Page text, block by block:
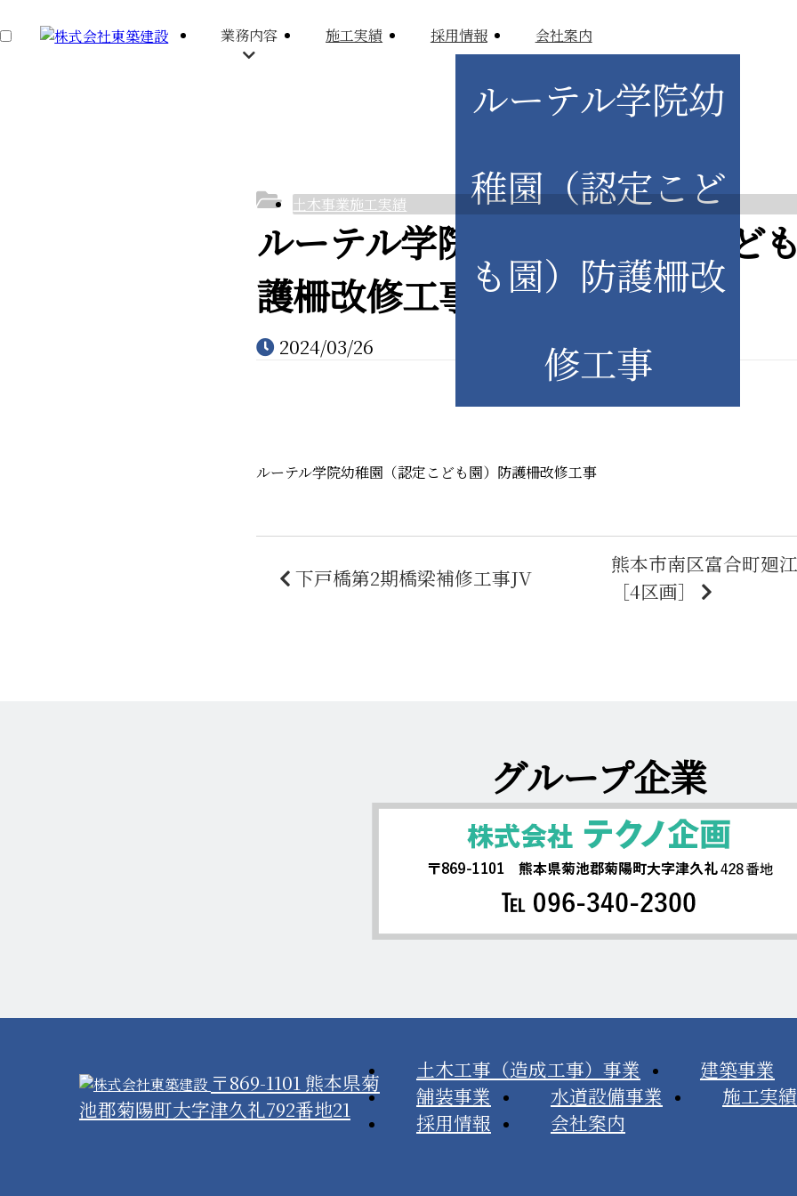
施工実績 採用情報 会社案内
業務内容 施工実績 採用情報 会社案内
ルーテル学院幼
稚園（認定こど
も園）防護柵改
修工事
土木事業施工実績
ルーテル学院幼稚園（認定こど
護柵改修工事
2024/03/26
ルーテル学院幼稚園（認定こども園）防護柵改修工事
下戸橋第2期橋梁補修工事JV
熊本市南区富合町廻
［4区画］
グループ企業
〒869-1101 熊本県菊
池郡菊陽町大字津久礼792番地21
土木工事（造成工事）事業
建築事業
舗装事業
水道設備事業
施工実績
採用情報
会社案内